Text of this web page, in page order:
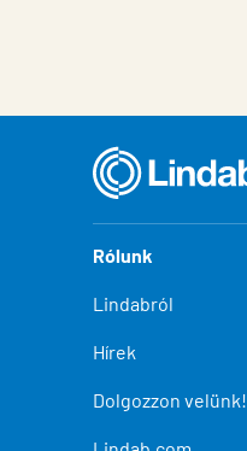
Rólunk
Lindabról
Hírek
Dolgozzon velünk!